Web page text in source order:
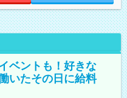
ベントも！好きな
いたその日に給料